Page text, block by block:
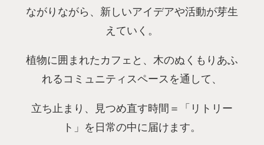
ながりながら、新しいアイデアや活動が芽生
えていく。
植物に囲まれたカフェと、木のぬくもりあふ
れるコミュニティスペースを通して、
立ち止まり、見つめ直す時間＝「リトリー
ト」を日常の中に届けます。